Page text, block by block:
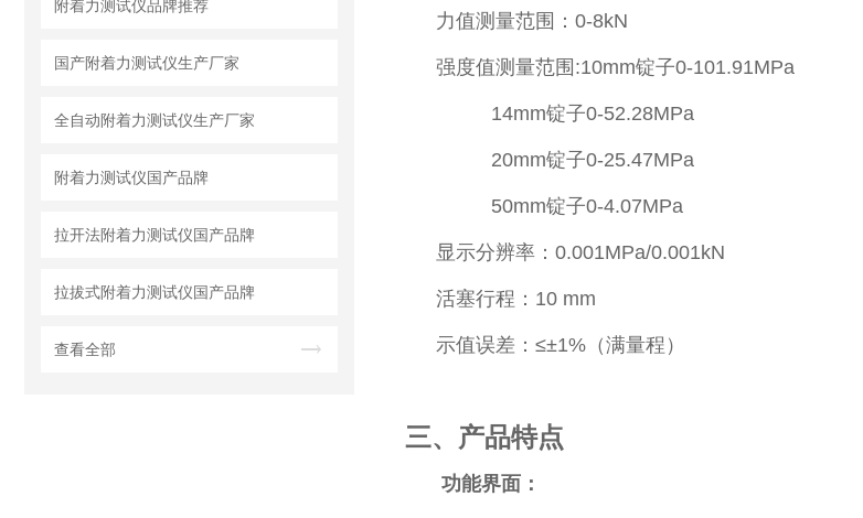
附着力测试仪品牌推荐
国产附着力测试仪生产厂家
全自动附着力测试仪生产厂家
附着力测试仪国产品牌
拉开法附着力测试仪国产品牌
拉拔式附着力测试仪国产品牌
查看全部
力值测量范围：0-8kN
强度值测量范围:10mm锭子0-101.91MPa
14mm锭子0-52.28MPa
20mm锭子0-25.47MPa
50mm锭子0-4.07MPa
显示分辨率：0.001MPa/0.001kN
活塞行程：10 mm
示值误差：≤±1%（满量程）
三、产品特点
功能界面：